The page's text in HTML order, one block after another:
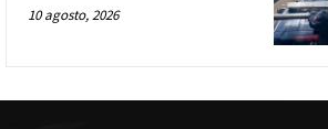
10 agosto, 2026